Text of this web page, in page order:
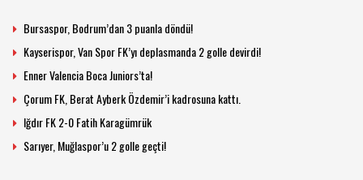
Bursaspor, Bodrum’dan 3 puanla döndü!
Kayserispor, Van Spor FK’yı deplasmanda 2 golle devirdi!
Enner Valencia Boca Juniors’ta!
Çorum FK, Berat Ayberk Özdemir’i kadrosuna kattı.
Iğdır FK 2-0 Fatih Karagümrük
Sarıyer, Muğlaspor’u 2 golle geçti!